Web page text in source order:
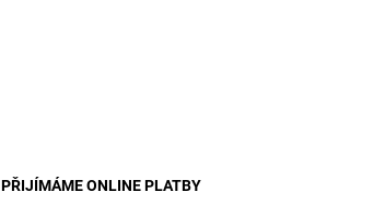
PŘIJÍMÁME ONLINE PLATBY